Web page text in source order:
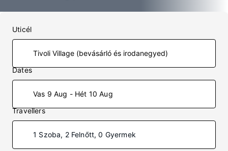
Uticél
Dates
Vas 9 Aug - Hét 10 Aug
Travellers
1 Szoba, 2 Felnőtt, 0 Gyermek